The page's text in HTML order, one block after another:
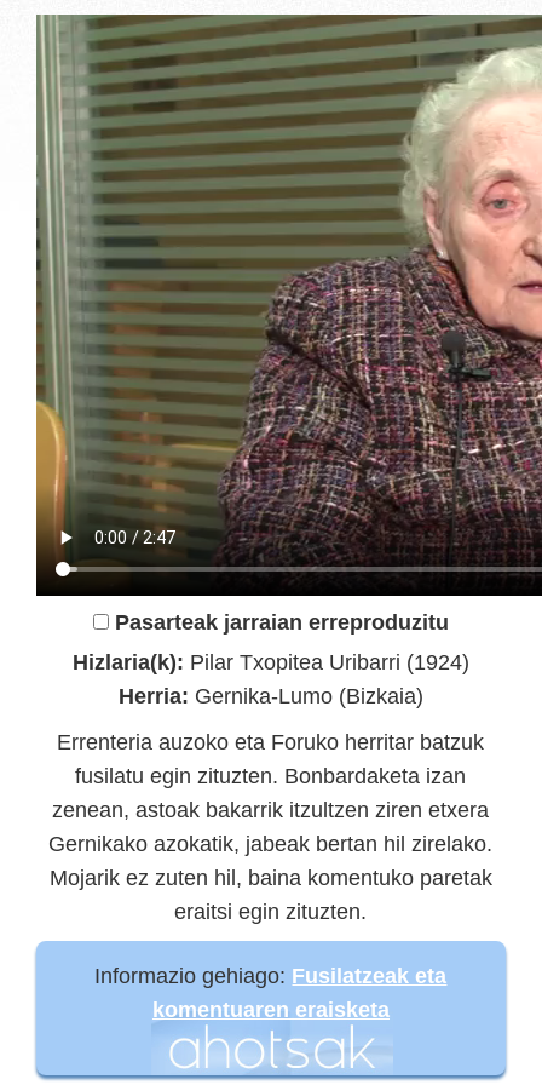
Pasarteak jarraian erreproduzitu
Hizlaria(k): Pilar Txopitea Uribarri (1924)
Herria: Gernika-Lumo (Bizkaia)
Errenteria auzoko eta Foruko herritar batzuk
fusilatu egin zituzten. Bonbardaketa izan
zenean, astoak bakarrik itzultzen ziren etxera
Gernikako azokatik, jabeak bertan hil zirelako.
Mojarik ez zuten hil, baina komentuko paretak
eraitsi egin zituzten.
Informazio gehiago: Fusilatzeak eta
komentuaren eraisketa